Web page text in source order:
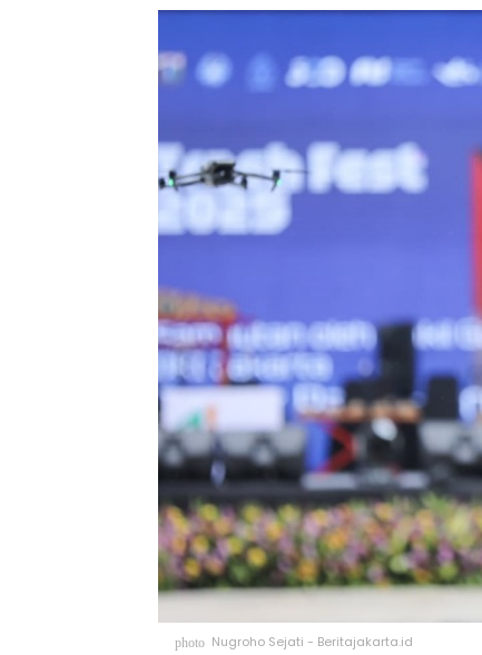
photo Nugroho Sejati - Beritajakarta.id